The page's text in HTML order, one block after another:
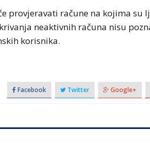
provjeravati račune na kojima su
neaktivnih računa nisu
korisnika.
Facebook Twitter Google+